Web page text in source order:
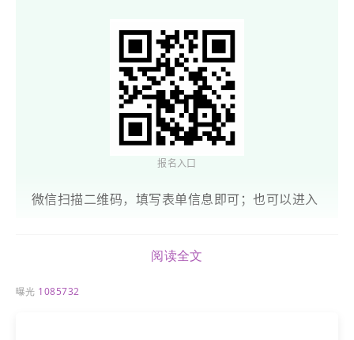
报名入口
微信扫描二维码，填写表单信息即可；也可以进入
写留言表单，即可申请领取！
阅读全文
曝光 1085732